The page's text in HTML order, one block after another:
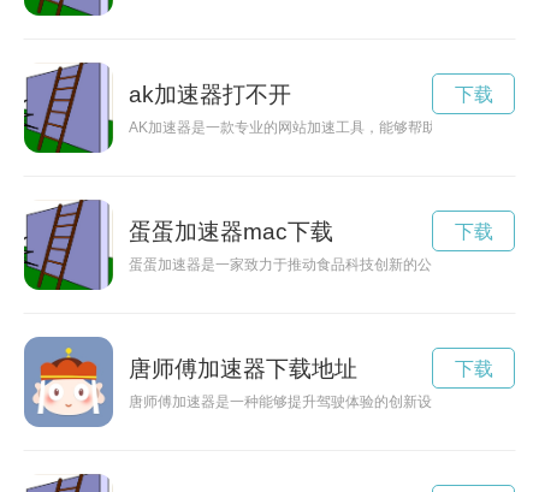
ak加速器打不开
AK加速器是一款专业的网站加速工具，能够帮助网站提升加载
下载
蛋蛋加速器mac下载
蛋蛋加速器是一家致力于推动食品科技创新的公司，通过提供
下载
唐师傅加速器下载地址
唐师傅加速器是一种能够提升驾驶体验的创新设备，可用于驾
下载